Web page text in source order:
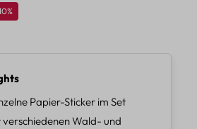
Preis:
Papier-Sticker im Set
Wald- und